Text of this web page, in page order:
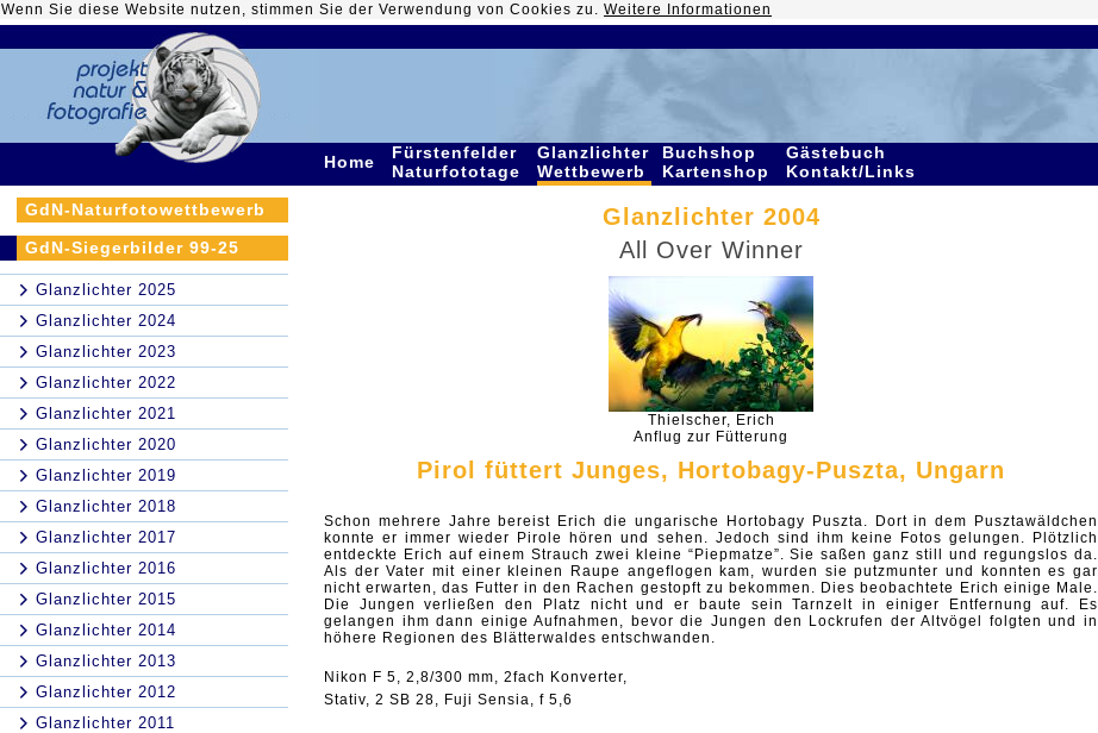
Wenn Sie diese Website nutzen, stimmen Sie der Verwendung von Cookies zu. Weitere Informationen
Home
Fürstenfelder
Naturfototage
Glanzlichter
Wettbewerb
Buchshop
Kartenshop
Gästebuch
Kontakt/Links
GdN-Naturfotowettbewerb
GdN-Siegerbilder 99-25
Glanzlichter 2025
Glanzlichter 2024
Glanzlichter 2023
Glanzlichter 2022
Glanzlichter 2021
Glanzlichter 2020
Glanzlichter 2019
Glanzlichter 2018
Glanzlichter 2017
Glanzlichter 2016
Glanzlichter 2015
Glanzlichter 2014
Glanzlichter 2013
Glanzlichter 2012
Glanzlichter 2011
Glanzlichter 2004
All Over Winner
Thielscher, Erich
Anflug zur Fütterung
Pirol füttert Junges, Hortobagy-Puszta, Ungarn
Schon mehrere Jahre bereist Erich die ungarische Hortobagy Puszta. Dort in dem Pusztawäldchen
konnte er immer wieder Pirole hören und sehen. Jedoch sind ihm keine Fotos gelungen. Plötzlich
entdeckte Erich auf einem Strauch zwei kleine “Piepmatze”. Sie saßen ganz still und regungslos da.
Als der Vater mit einer kleinen Raupe angeflogen kam, wurden sie putzmunter und konnten es gar
nicht erwarten, das Futter in den Rachen gestopft zu bekommen. Dies beobachtete Erich einige Male.
Die Jungen verließen den Platz nicht und er baute sein Tarnzelt in einiger Entfernung auf. Es
gelangen ihm dann einige Aufnahmen, bevor die Jungen den Lockrufen der Altvögel folgten und in
höhere Regionen des Blätterwaldes entschwanden.
Nikon F 5, 2,8/300 mm, 2fach Konverter,
Stativ, 2 SB 28, Fuji Sensia, f 5,6